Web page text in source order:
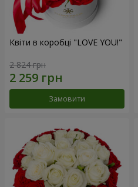
Квіти в коробці "LOVE YOU!"
2 824 грн
Замовити